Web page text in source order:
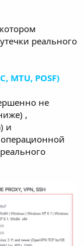
реального
MTU, POSF)
не
,
и
операционной